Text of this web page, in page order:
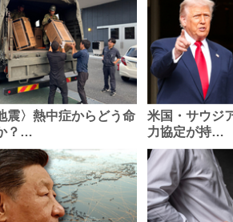
震〉熱中症からどう命
？…
米国・サウジ
力協定が持…